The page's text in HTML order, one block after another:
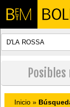
Posibles
Inicio »